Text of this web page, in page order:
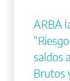
ARBA
saldos
Brutos